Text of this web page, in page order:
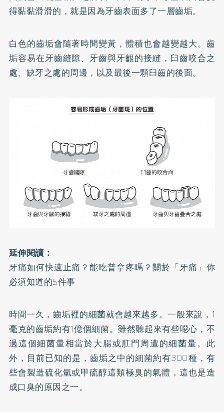
得黏黏滑滑的，就是因為牙齒表面多了一層齒垢。
白色的齒垢會隨著時間變黃，體積也會越變越大。齒
垢容易在牙齒縫隙、牙齒與牙齦的接縫，臼齒咬合之
處、缺牙之處的周邊，以及最後一顆臼齒的後面。
延伸閱讀：
牙痛如何快速止痛？能吃普拿疼嗎？關於「牙痛」你
必須知道的5件事
時間一久，齒垢裡的細菌就會越來越多。一般來說，1
毫克的齒垢約有1億個細菌。雖然聽起來有些噁心，不
過這個細菌量相當於大腸或肛門周遭的細菌量。此
外，目前已知的是，齒垢之中的細菌約有300種，有
些會製造硫化氫或甲硫醇這類極臭的氣體，這也是造
成口臭的原因之一。